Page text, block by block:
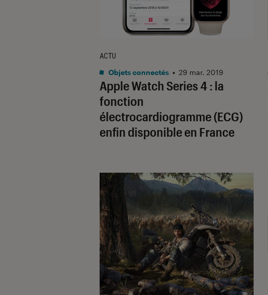
Apple Watch Series 4 : la
fonction
électrocardiogramme (ECG)
enfin disponible en France
ACTU
Objets connectés • 29 mar. 2019